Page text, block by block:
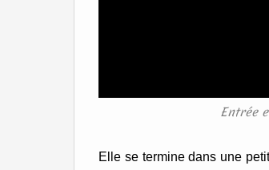
Entrée
Elle se termine dans une